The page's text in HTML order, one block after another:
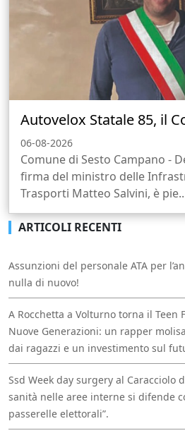
Autovelox Statale 85, il
06-08-2026
Comune di Sesto Campano -
firma del ministro delle
Trasporti Matteo Salvini, è
ARTICOLI RECENTI
Assunzioni del personale ATA per
nulla di nuovo!
A Rocchetta a Volturno torna il Teen
Nuove Generazioni: un rapper
dai ragazzi e un investimento sul
Ssd Week day surgery al Caracciolo
sanità nelle aree interne si difende
passerelle elettorali”.